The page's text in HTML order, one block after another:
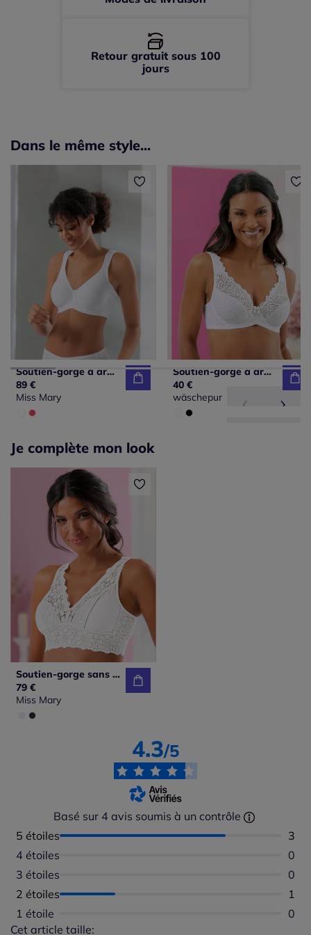
Retour gratuit sous 100
jours
Dans le même style...
Soutien-gorge à armatures bon. b, c, d, e, f, g
89 €
Miss Mary
Soutien-gorge à armatures bon. b, c, d, e
40 €
wäschepur
Je complète mon look
Soutien-gorge sans armatures bon. a, b, c, d, e, f
79 €
Miss Mary
4.3/5
Basé sur 4 avis soumis à un contrôle
5 étoiles
3
4 étoiles
0
3 étoiles
0
2 étoiles
1
1 étoile
0
Cet article taille:
Répartition du taillant selon les avis clients